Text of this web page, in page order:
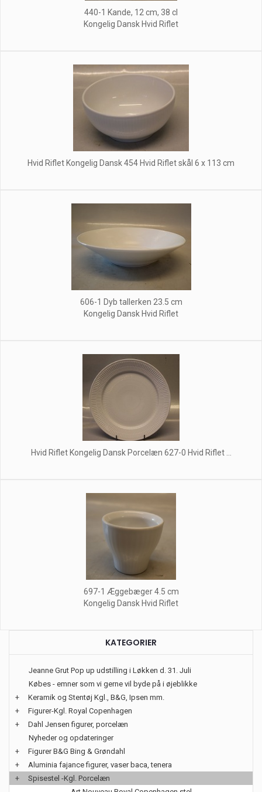
440-1 Kande, 12 cm, 38 cl
Kongelig Dansk Hvid Riflet
Hvid Riflet Kongelig Dansk 454 Hvid Riflet skål 6 x 113 cm
606-1 Dyb tallerken 23.5 cm
Kongelig Dansk Hvid Riflet
Hvid Riflet Kongelig Dansk Porcelæn 627-0 Hvid Riflet ...
697-1 Æggebæger 4.5 cm
Kongelig Dansk Hvid Riflet
KATEGORIER
Jeanne Grut Pop up udstilling i Løkken d. 31. Juli
Købes - emner som vi gerne vil byde på i øjeblikke
+
Keramik og Stentøj Kgl., B&G, Ipsen mm.
+
Figurer-Kgl. Royal Copenhagen
+
Dahl Jensen figurer, porcelæn
Nyheder og opdateringer
+
Figurer B&G Bing & Grøndahl
+
Aluminia fajance figurer, vaser baca, tenera
+
Spisestel -Kgl. Porcelæn